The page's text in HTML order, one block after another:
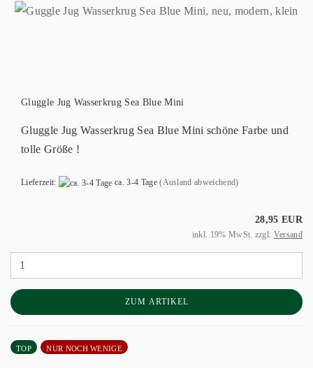
Gluggle Jug Wasserkrug Sea Blue Mini
Gluggle Jug Wasserkrug Sea Blue Mini schöne Farbe und
tolle Größe !
Lieferzeit: ca. 3-4 Tage (Ausland abweichend)
28,95 EUR
inkl. 19% MwSt. zzgl. Versand
ZUM ARTIKEL
TOP NUR NOCH WENIGE